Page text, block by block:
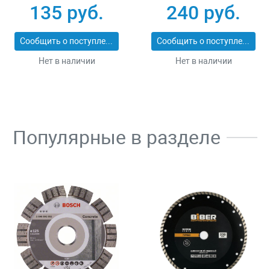
25_z01
135 руб.
Сообщить о поступлении
Нет в наличии
ЭКСПЕРТ 2053-
60_z01
240 руб.
Сообщить о поступлении
Нет в наличии
Популярные в разделе